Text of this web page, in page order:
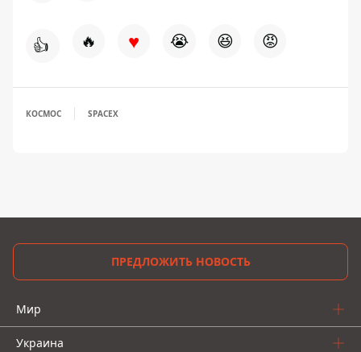
👍 🔥 ♥ 😭 😆 😡
КОСМОС SPACEX
ПРЕДЛОЖИТЬ НОВОСТЬ
Мир
Украина